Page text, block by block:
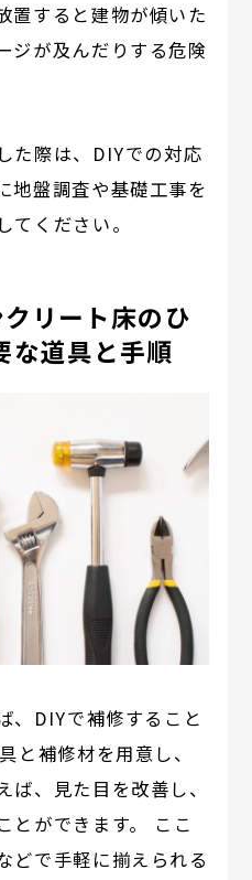
置すると建物が傾いた
ジが及んだりする危険
た際は、DIYでの対応
地盤調査や基礎工事を
てください。
リート床のひ
な道具と手順
、DIYで補修すること
と補修材を用意し、
、見た目を改善し、
とができます。 ここ
どで手軽に揃えられる